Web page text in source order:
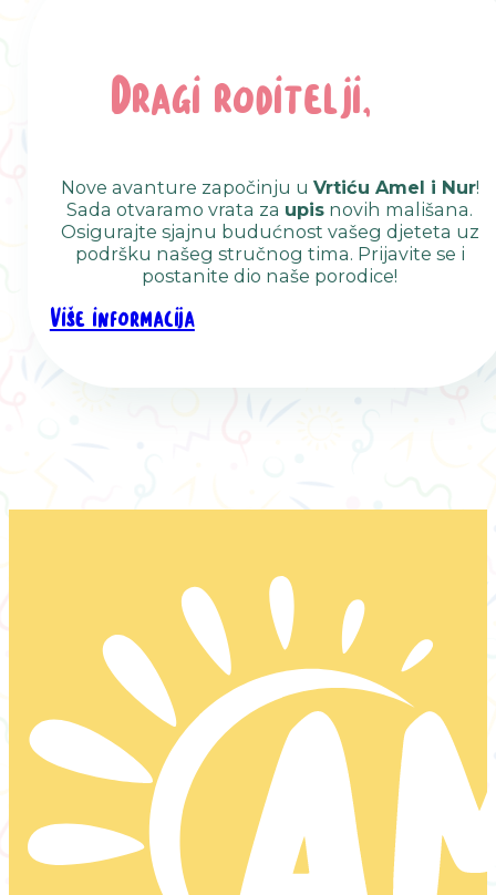
Dragi roditelji,
Nove avanture započinju u Vrtiću Amel i Nur!
Sada otvaramo vrata za upis novih mališana.
Osigurajte sjajnu budućnost vašeg djeteta uz
podršku našeg stručnog tima. Prijavite se i
postanite dio naše porodice!
Više informacija